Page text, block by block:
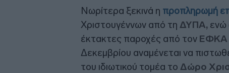
Νωρίτερα ξεκινά η προπληρωμή
Χριστουγέννων από τη ΔΥΠΑ, ενώ
έκτακτες παροχές από τον ΕΦΚΑ
Δεκεμβρίου αναμένεται να
του ιδιωτικού τομέα το Δώρο